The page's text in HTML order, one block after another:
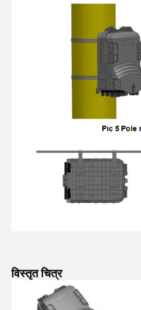
विस्तृत चित्र